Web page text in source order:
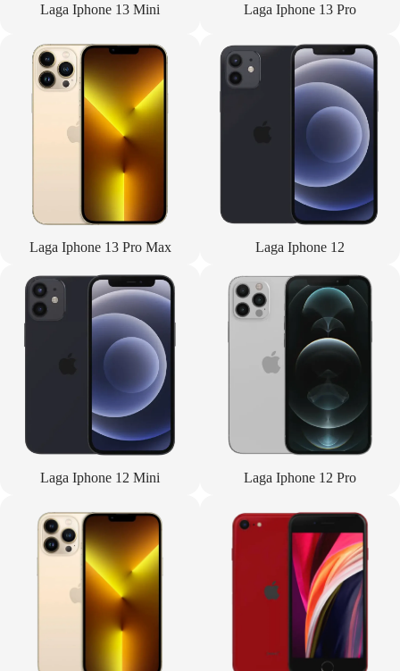
Laga Iphone 13 Mini Laga Iphone 13 Pro
Laga Iphone 13 Pro Max Laga Iphone 12
Laga Iphone 12 Mini Laga Iphone 12 Pro